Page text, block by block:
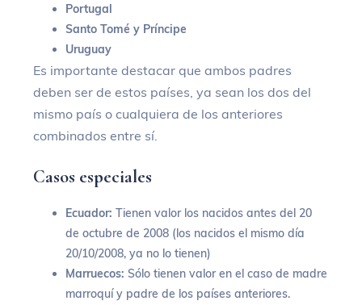
Portugal
Santo Tomé y Príncipe
Uruguay
Es importante destacar que ambos padres
deben ser de estos países, ya sean los dos del
mismo país o cualquiera de los anteriores
combinados entre sí.
Casos especiales
Ecuador: Tienen valor los nacidos antes del 20
de octubre de 2008 (los nacidos el mismo día
20/10/2008, ya no lo tienen)
Marruecos: Sólo tienen valor en el caso de madre
marroquí y padre de los países anteriores.